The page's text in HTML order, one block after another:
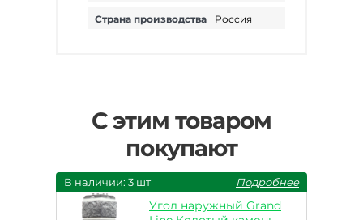
Страна производства Россия
С этим товаром
покупают
В наличии: 3 шт Подробнее
Угол наружный Grand